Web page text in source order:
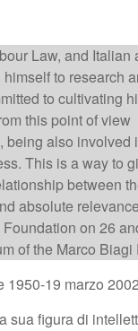
Law, and
to
to cultivating
this point of
also
This is a way to
between
absolute
on 26
of the Marco
19 marzo
figura di